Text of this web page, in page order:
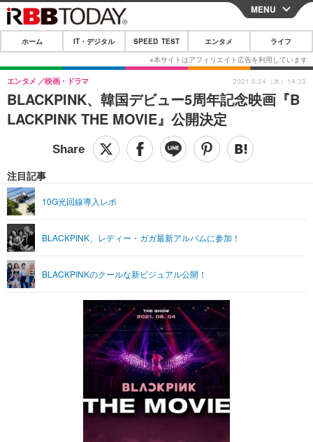
CLOSE
ホーム
IT・デジタル
IT・デジタルTOP スマートフォン
ショッピング その他
SPEED TEST
エンタメTOP 映画・ドラマ
グラビア ブログ
ショッピング
ライフTOP
リリース一覧
プッシュ通知の停止方法
MENU
ホーム IT・デジタル SPEED TEST エンタメ ライフ
BLACKPINK、韓国デビュー5周年記念映画『B
LACKPINK THE MOVIE』公開決定
エンタメ 映画・ドラマ
注目記事
10G光回線導入レポ
BLACKPINK、レディー・ガガ最新アルバムに参加！
BLACKPINKのクールな新ビジュアル公開！
2021.6.24（木）14:33